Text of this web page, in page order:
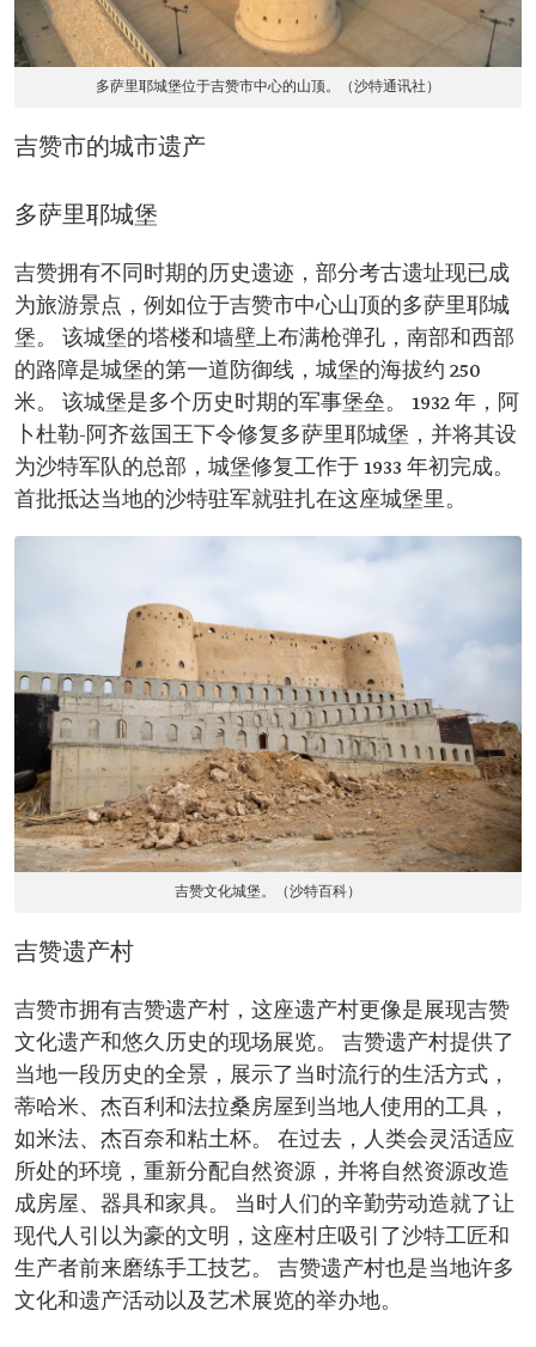
多萨里耶城堡位于吉赞市中心的山顶。（沙特通讯社）
吉赞市的城市遗产
多萨里耶城堡
吉赞拥有不同时期的历史遗迹，部分考古遗址现已成
为旅游景点，例如位于吉赞市中心山顶的多萨里耶城
堡。 该城堡的塔楼和墙壁上布满枪弹孔，南部和西部
的路障是城堡的第一道防御线，城堡的海拔约 250
米。 该城堡是多个历史时期的军事堡垒。 1932 年，阿
卜杜勒-阿齐兹国王下令修复多萨里耶城堡，并将其设
为沙特军队的总部，城堡修复工作于 1933 年初完成。
首批抵达当地的沙特驻军就驻扎在这座城堡里。
吉赞文化城堡。（沙特百科）
吉赞遗产村
吉赞市拥有吉赞遗产村，这座遗产村更像是展现吉赞
文化遗产和悠久历史的现场展览。 吉赞遗产村提供了
当地一段历史的全景，展示了当时流行的生活方式，
蒂哈米、杰百利和法拉桑房屋到当地人使用的工具，
如米法、杰百奈和粘土杯。 在过去，人类会灵活适应
所处的环境，重新分配自然资源，并将自然资源改造
成房屋、器具和家具。 当时人们的辛勤劳动造就了让
现代人引以为豪的文明，这座村庄吸引了沙特工匠和
生产者前来磨练手工技艺。 吉赞遗产村也是当地许多
文化和遗产活动以及艺术展览的举办地。